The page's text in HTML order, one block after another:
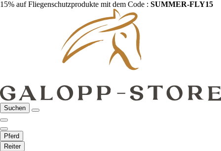
15% auf Fliegenschutzprodukte mit dem Code : SUMMER-FLY15
Suchen
Pferd
Reiter